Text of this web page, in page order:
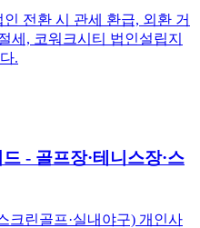
전환 시 관세 환급, 외환 거
세, 코워크시티 법인설립지
.
- 골프장·테니스장·스
크린골프·실내야구) 개인사